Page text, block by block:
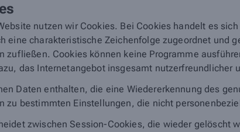
nutzen wir Cookies. Bei Cookies handelt es
eine charakteristische Zeichenfolge zugeordnet und
zufließen. Cookies können keine Programme
das Internetangebot insgesamt nutzerfreundlicher
Daten enthalten, die eine Wiedererkennung des
zu bestimmten Einstellungen, die nicht
zwischen Session-Cookies, die wieder gelöscht